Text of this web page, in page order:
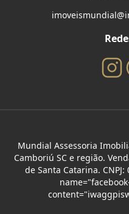
Mundial Assessoria
Camboriú SC e região.
de Santa Catarina.